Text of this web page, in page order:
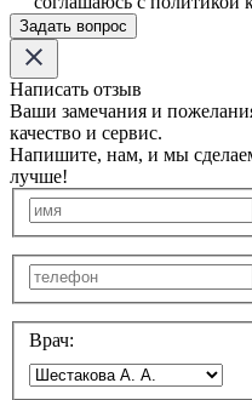
Задать вопрос
Написать отзыв
Ваши замечания и
качество и сервис.
Напишите, нам, и мы
лучше!
Врач: